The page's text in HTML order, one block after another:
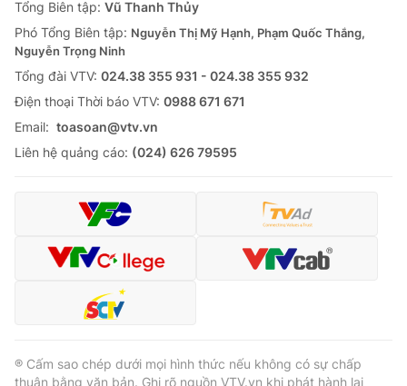
Tổng Biên tập: Vũ Thanh Thủy
Phó Tổng Biên tập: Nguyễn Thị Mỹ Hạnh, Phạm Quốc Thắng,
Nguyễn Trọng Ninh
Tổng đài VTV: 024.38 355 931 - 024.38 355 932
Ðiện thoại Thời báo VTV: 0988 671 671
Email: toasoan@vtv.vn
Liên hệ quảng cáo: (024) 626 79595
® Cấm sao chép dưới mọi hình thức nếu không có sự chấp
thuận bằng văn bản. Ghi rõ nguồn VTV.vn khi phát hành lại